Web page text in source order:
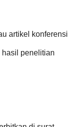
artikel konferensi
hasil penelitian